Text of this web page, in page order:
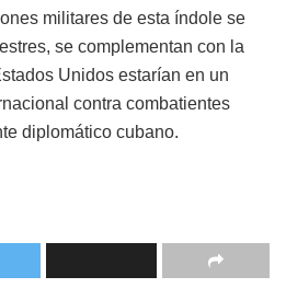
militares de esta índole se
se complementan con la
Unidos estarían en un
contra combatientes
diplomático cubano.